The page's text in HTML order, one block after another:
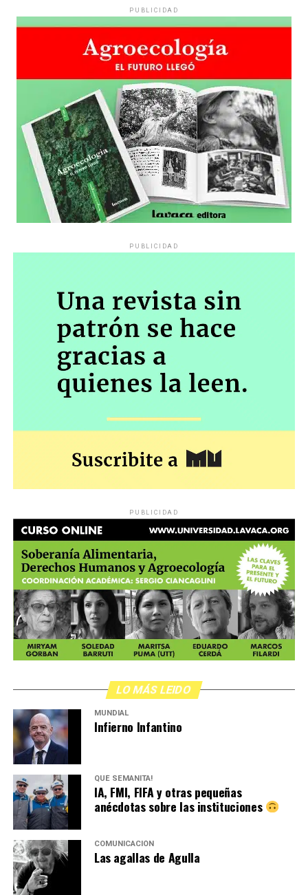
PUBLICIDAD
PUBLICIDAD
PUBLICIDAD
LO MÁS LEIDO
MUNDIAL
Infierno Infantino
QUÉ SEMANITA!
IA, FMI, FIFA y otras pequeñas
anécdotas sobre las instituciones
COMUNICACIÓN
Las agallas de Agulla